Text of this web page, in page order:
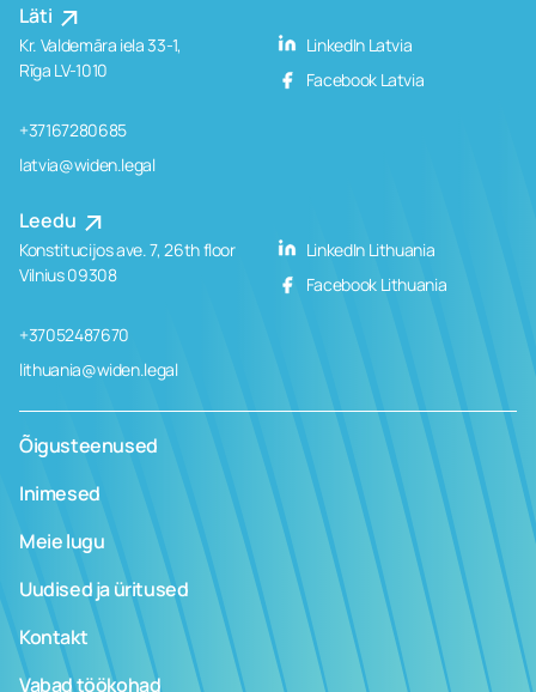
Läti
Kr. Valdemāra iela 33-1,
Rīga LV-1010
+37167280685
latvia@widen.legal
LinkedIn Latvia
Facebook Latvia
Leedu
Konstitucijos ave. 7, 26th floor
Vilnius 09308
+37052487670
lithuania@widen.legal
LinkedIn Lithuania
Facebook Lithuania
Õigusteenused
Inimesed
Meie lugu
Uudised ja üritused
Kontakt
Vabad töökohad